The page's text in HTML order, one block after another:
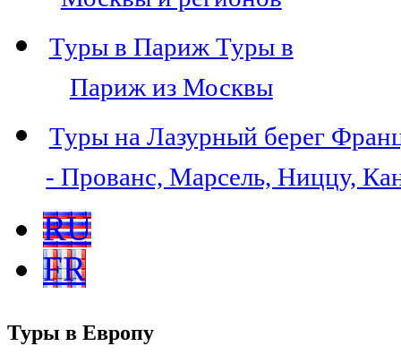
Туры в Париж Туры в
Париж из Москвы
Туры на Лазурный берег
- Прованс, Марсель, Ниццу,
RU
FR
Туры в Европу